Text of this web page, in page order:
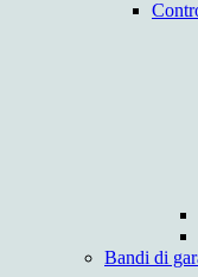
Bandi di